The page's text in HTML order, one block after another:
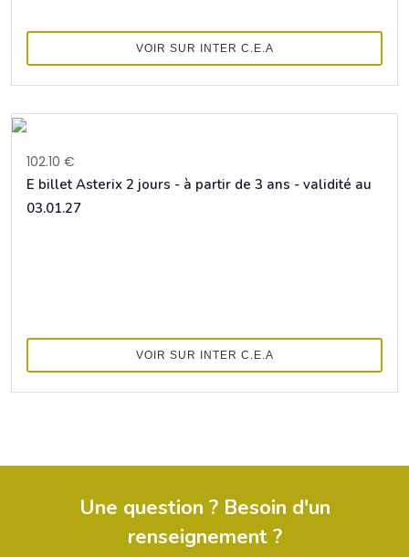
VOIR SUR INTER C.E.A
102.10 €
E billet Asterix 2 jours - à partir de 3 ans - validité au
03.01.27
VOIR SUR INTER C.E.A
Une question ? Besoin d'un
renseignement ?